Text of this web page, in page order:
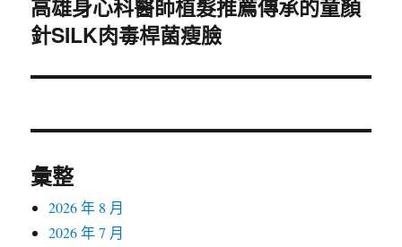
下
一
文
高雄身心科醫師植髮推薦傳承的童顏
針SILK肉毒桿菌瘦臉
彙整
2026 年 8 月
2026 年 7 月